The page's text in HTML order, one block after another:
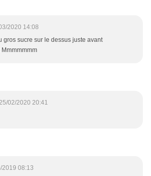
2020 14:08
gros sucre sur le dessus juste avant
02/2020 20:41
2019 08:13